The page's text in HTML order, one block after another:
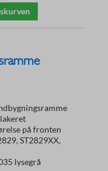
på fronten
ST2829XX,
lysegrå